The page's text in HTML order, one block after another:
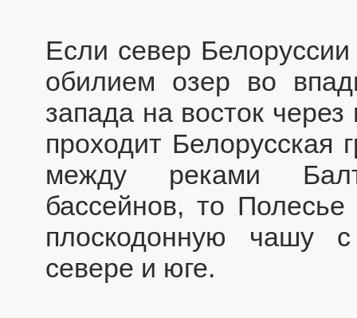
Если север
обилием озер во
запада на восток
проходит Белорусская
между реками
бассейнов, то
плоскодонную чашу
севере и юге.